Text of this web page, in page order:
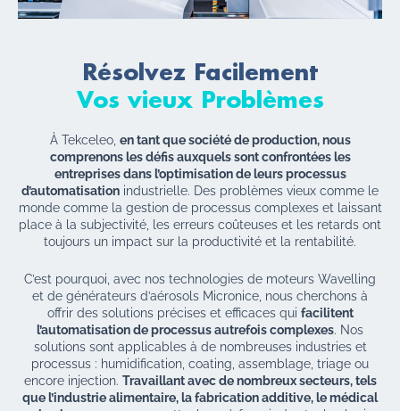
Résolvez Facilement
Vos vieux Problèmes
À Tekceleo, en tant que société de production, nous
comprenons les défis auxquels sont confrontées les
entreprises dans l’optimisation de leurs processus
d’automatisation industrielle. Des problèmes vieux comme le
monde comme la gestion de processus complexes et laissant
place à la subjectivité, les erreurs coûteuses et les retards ont
toujours un impact sur la productivité et la rentabilité.
C’est pourquoi, avec nos technologies de moteurs Wavelling
et de générateurs d’aérosols Micronice, nous cherchons à
offrir des solutions précises et efficaces qui facilitent
l’automatisation de processus autrefois complexes. Nos
solutions sont applicables à de nombreuses industries et
processus : humidification, coating, assemblage, triage ou
encore injection. Travaillant avec de nombreux secteurs, tels
que l’industrie alimentaire, la fabrication additive, le médical